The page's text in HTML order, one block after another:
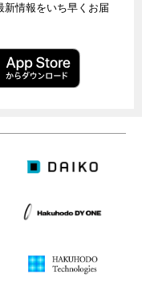
新情報をいち早くお届